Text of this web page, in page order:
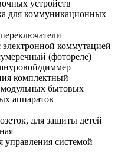
устройств
для коммуникационных
коммутацией
(фотореле)
диммер
комплектный
модульных бытовых
аппаратов
для защиты детей
управления системой